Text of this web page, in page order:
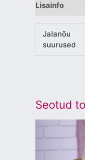
Lisainfo
Jalanõu
suurused
Seotud